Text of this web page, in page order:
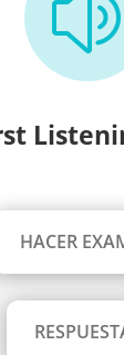
z
HACER